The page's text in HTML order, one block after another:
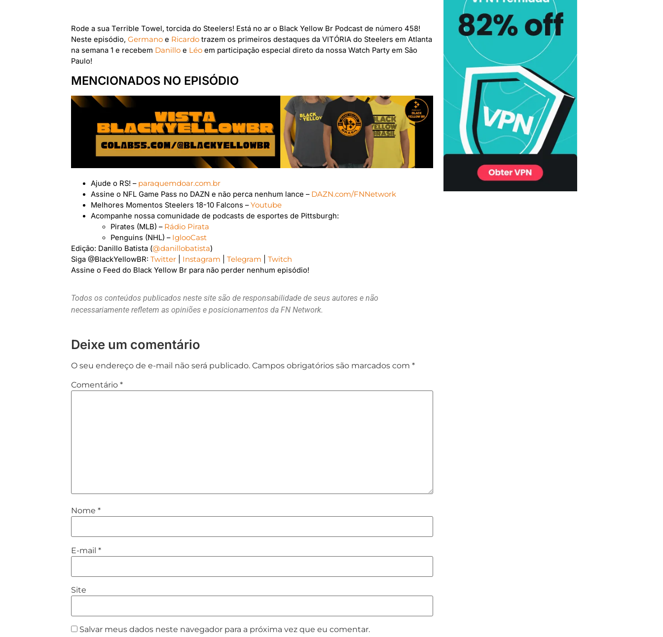
Rode a sua Terrible Towel, torcida do Steelers! Está no ar o Black Yellow Br Podcast de número 458!
Neste episódio,Germano e Ricardo trazem os primeiros destaques da VITÓRIA do Steelers em Atlanta
na semana 1 e recebem Danillo e Léo em participação especial direto da nossa Watch Party em São
Paulo!
MENCIONADOS NO EPISÓDIO
Ajude o RS! – paraquemdoar.com.br
Assine o NFL Game Pass no DAZN e não perca nenhum lance – DAZN.com/FNNetwork
Melhores Momentos Steelers 18-10 Falcons –Youtube
Acompanhe nossa comunidade de podcasts de esportes de Pittsburgh:
Pirates (MLB) – Rádio Pirata
Penguins (NHL) – IglooCast
Edição: Danillo Batista (@danillobatista)
Siga @BlackYellowBR:Twitter Instagram |Telegram |Twitch
Assine o Feed do Black Yellow Br para não perder nenhum episódio!
Todos os conteúdos publicados neste site são de responsabilidade de seus autores e não
necessariamente refletem as opiniões e posicionamentos da FN Network.
Deixe um comentário
O seu endereço de e-mail não será publicado. Campos obrigatórios são marcados com*
Comentário*
Nome*
E-mail*
Site
Salvar meus dados neste navegador para a próxima vez que eu comentar.